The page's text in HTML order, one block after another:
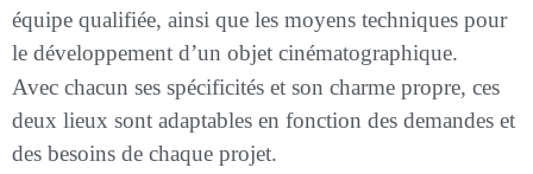
équipe qualifiée, ainsi que les moyens techniques pour
le développement d’un objet cinématographique.
Avec chacun ses spécificités et son charme propre, ces
deux lieux sont adaptables en fonction des demandes et
des besoins de chaque projet.